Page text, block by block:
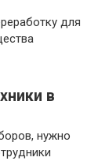
для
в
нужно